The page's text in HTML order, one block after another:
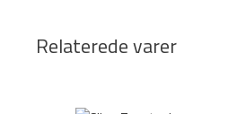
Relaterede varer